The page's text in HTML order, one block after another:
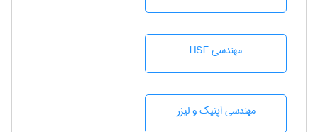
مهندسی HSE
مهندسی اپتیک و لیزر